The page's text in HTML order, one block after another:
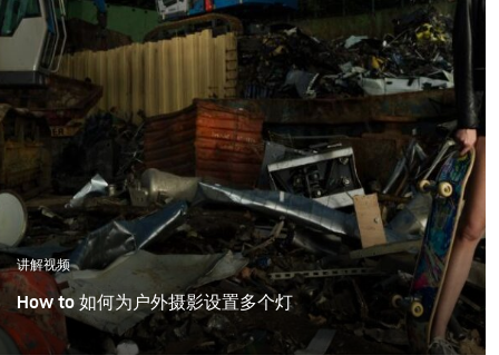
讲解视频
How to 如何为户外摄影设置多个灯